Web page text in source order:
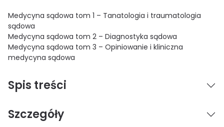
Medycyna sądowa tom 1 – Tanatologia i traumatologia
sądowa
Medycyna sądowa tom 2 – Diagnostyka sądowa
Medycyna sądowa tom 3 – Opiniowanie i kliniczna
medycyna sądowa
Spis treści
Szczegóły